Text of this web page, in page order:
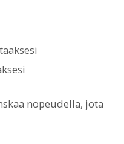
nopeudella, jota